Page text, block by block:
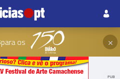
para os ×
PUB